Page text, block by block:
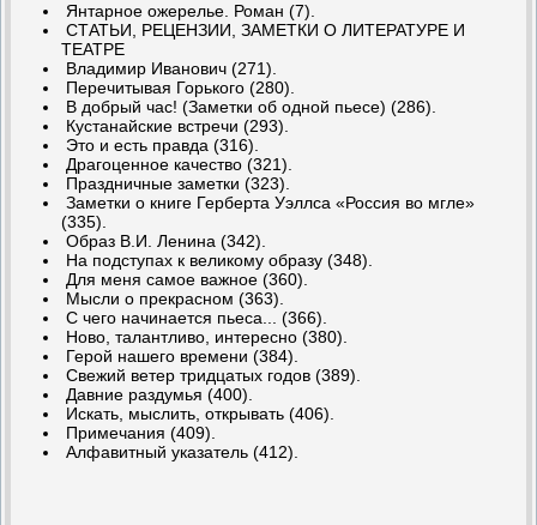
Янтарное ожерелье. Роман (7).
СТАТЬИ, РЕЦЕНЗИИ, ЗАМЕТКИ О ЛИТЕРАТУРЕ И
ТЕАТРЕ
Владимир Иванович (271).
Перечитывая Горького (280).
В добрый час! (Заметки об одной пьесе) (286).
Кустанайские встречи (293).
Это и есть правда (316).
Драгоценное качество (321).
Праздничные заметки (323).
Заметки о книге Герберта Уэллса «Россия во мгле»
(335).
Образ В.И. Ленина (342).
На подступах к великому образу (348).
Для меня самое важное (360).
Мысли о прекрасном (363).
С чего начинается пьеса... (366).
Ново, талантливо, интересно (380).
Герой нашего времени (384).
Свежий ветер тридцатых годов (389).
Давние раздумья (400).
Искать, мыслить, открывать (406).
Примечания (409).
Алфавитный указатель (412).